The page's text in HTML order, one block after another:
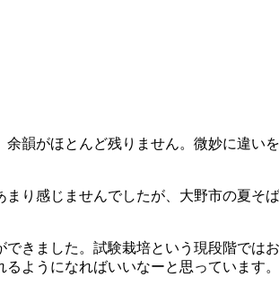
韻がほとんど残りません。微妙に違い
り感じませんでしたが、大野市の夏そ
きました。試験栽培という現段階では
ようになればいいなーと思っています。